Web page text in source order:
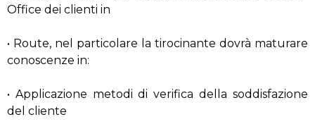
Office dei clienti in
• Route, nel particolare la tirocinante dovrà maturare
conoscenze in:
• Applicazione metodi di verifica della soddisfazione
del cliente